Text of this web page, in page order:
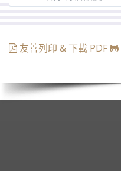
友善列印 & 下載 PDF